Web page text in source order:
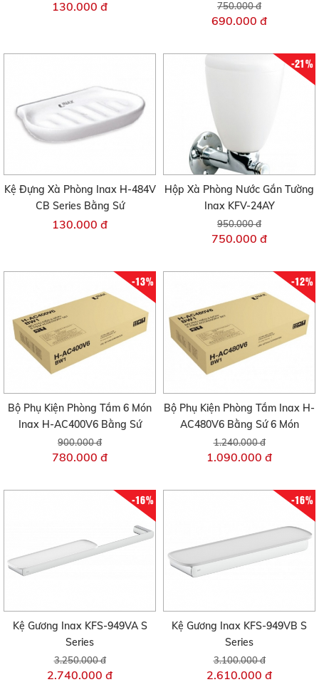
130.000 đ 750.000 đ
690.000 đ
Kệ Đựng Xà Phòng Inax H-484V
CB Series Bằng Sứ
130.000 đ
-21%
Hộp Xà Phòng Nước Gắn Tường
Inax KFV-24AY
950.000 đ
750.000 đ
-13%
Bộ Phụ Kiện Phòng Tắm 6 Món
Inax H-AC400V6 Bằng Sứ
900.000 đ
780.000 đ
-12%
Bộ Phụ Kiện Phòng Tắm Inax H-
AC480V6 Bằng Sứ 6 Món
1.240.000 đ
1.090.000 đ
-16%
Kệ Gương Inax KFS-949VA S
Series
3.250.000 đ
2.740.000 đ
-16%
Kệ Gương Inax KFS-949VB S
Series
3.100.000 đ
2.610.000 đ